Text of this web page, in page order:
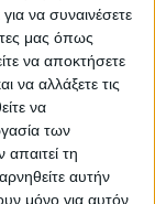
να συναινέσετε
μας όπως
να αποκτήσετε
να αλλάξετε τις
να
των
τη
αυτήν
μόνο για αυτόν
Θεσσαλίας
ΕΠΟΜΕΝΟ ΑΡΘΡΟ
η
υπηρεσία
βεβαίωσης
Αγρότη» και